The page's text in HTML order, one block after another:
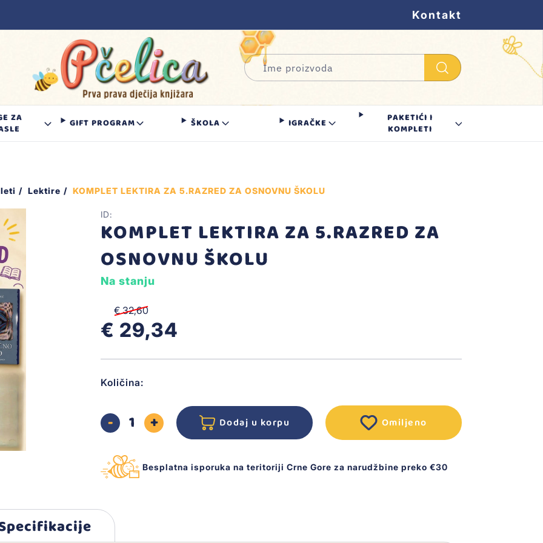
Kontakt
ZA
GIFT PROGRAM ŠKOLA IGRAČKE
PAKETIĆI I
KOMPLETI
Lektire KOMPLET LEKTIRA ZA 5.RAZRED ZA OSNOVNU ŠKOLU
ID:
KOMPLET LEKTIRA ZA 5.RAZRED ZA
OSNOVNU ŠKOLU
Na stanju
€ 32,60
€ 29,34
Količina:
Dodaj u korpu Omiljeno
Besplatna isporuka na teritoriji Crne Gore za narudžbine preko €30